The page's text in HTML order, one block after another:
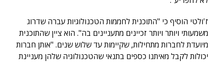
ז'ולטי הוסיף כי "התוכנית לחממות הטכנולוגיות עברה שדרוג
משמעותי ויותר ויותר זכיינים מתעניינים בה". הוא ציין שהתוכנית
מיועדת לחברות מתחילות, שקיימות עד שלוש שנים. "אותן חברות
יכולות לקבל מאיתנו כספים בתנאי שהטכנולוגיה שלהן מעניינת